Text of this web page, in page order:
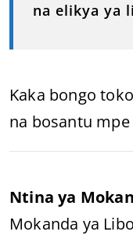
na elikya ya
Kaka bongo
na bosantu
Ntina ya
Mokanda ya